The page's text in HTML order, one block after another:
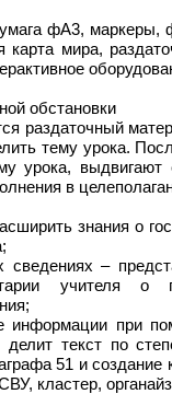
фА3, маркеры,
карта мира,
обстановки
раздаточный
тему урока.
урока,
в
знания о
–
учителя о
информации при
текст по
51 и создание
кластер,